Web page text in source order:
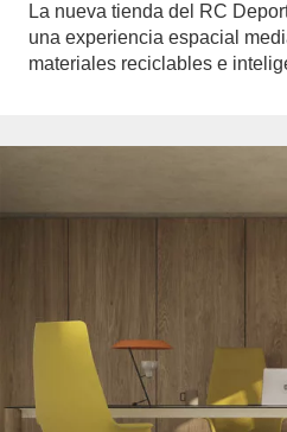
La nueva tienda del RC
una experiencia espacial
materiales reciclables e